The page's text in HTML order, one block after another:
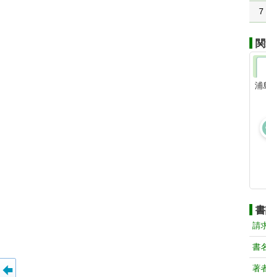
7
浦
請
書
著